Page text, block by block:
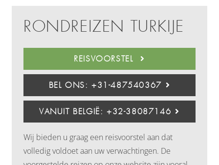
RONDREIZEN TURKIJE
REISVOORSTEL
BEL ONS: +31-487540367
VANUIT BELGIË: +32-38087146
Wij bieden u graag een reisvoorstel aan dat
volledig voldoet aan uw verwachtingen. De